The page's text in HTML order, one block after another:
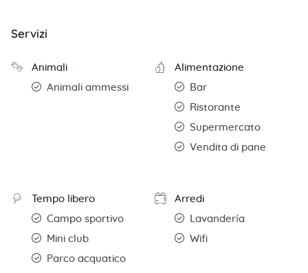
Servizi
Animali
Animali ammessi
Alimentazione
Bar
Ristorante
Supermercato
Vendita di pane
Tempo libero
Campo sportivo
Mini club
Parco acquatico
Arredi
Lavandería
Wifi